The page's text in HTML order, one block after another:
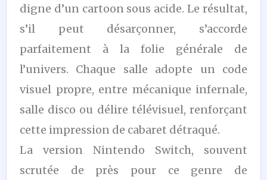
digne d’un cartoon sous acide. Le résultat,
s’il peut désarçonner, s’accorde
parfaitement à la folie générale de
l’univers. Chaque salle adopte un code
visuel propre, entre mécanique infernale,
salle disco ou délire télévisuel, renforçant
cette impression de cabaret détraqué.
La version Nintendo Switch, souvent
scrutée de près pour ce genre de